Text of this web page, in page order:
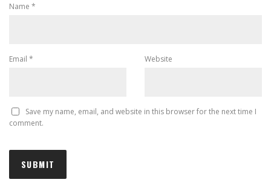
Name *
Email * Website
Save my name, email, and website in this browser for the next time I
comment.